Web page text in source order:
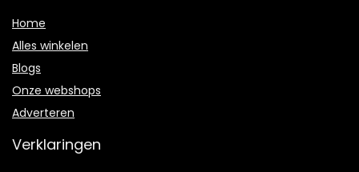
Home
Alles winkelen
Blogs
Onze webshops
Adverteren
Verklaringen